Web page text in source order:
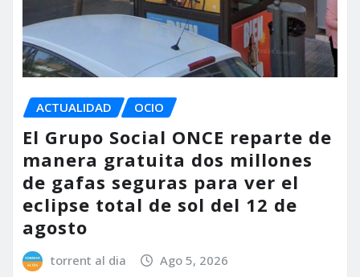
ACTUALIDAD OCIO
El Grupo Social ONCE reparte de
manera gratuita dos millones
de gafas seguras para ver el
eclipse total de sol del 12 de
agosto
torrent al dia Ago 5, 2026